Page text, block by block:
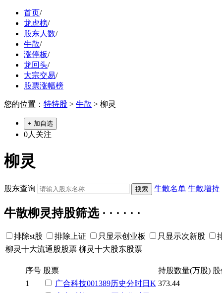
首页/
龙虎榜/
股东人数/
牛散/
涨停板/
龙回头/
大宗交易/
股票涨幅榜
您的位置： 特特股 > 牛散 > 柳灵
+ 加自选
0人关注
柳灵
股东查询 牛散名单 牛散增持
牛散柳灵持股筛选 · · · · · ·
排除st股 排除上证 只显示创业板 只显示次新股
柳灵十大流通股股票 柳灵十大股东股票
序号 股票 持股数量(万股)
1
广合科技001389历史分时日K 373.44